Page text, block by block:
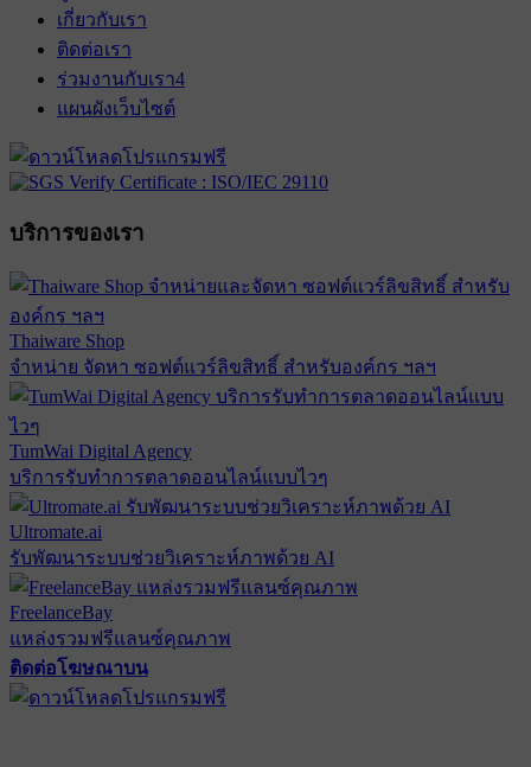
เกี่ยวกับเรา
ติดต่อเรา
ร่วมงานกับเรา4
แผนผังเว็บไซต์
บริการของเรา
Thaiware Shop
จำหน่าย จัดหา ซอฟต์แวร์ลิขสิทธิ์ สำหรับองค์กร ฯลฯ
TumWai Digital Agency
บริการรับทำการตลาดออนไลน์แบบไวๆ
Ultromate.ai
รับพัฒนาระบบช่วยวิเคราะห์ภาพด้วย AI
FreelanceBay
แหล่งรวมฟรีแลนซ์คุณภาพ
ติดต่อโฆษณาบน